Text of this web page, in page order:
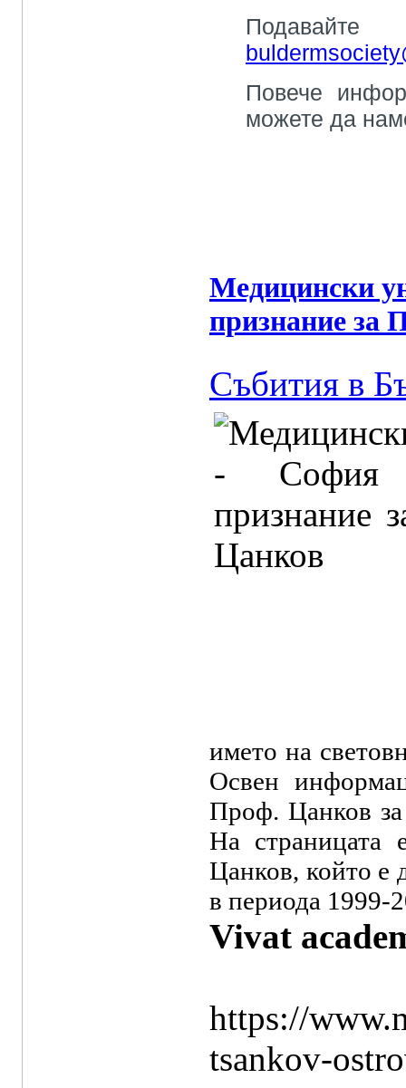
Повече
можете да
Медицински
признание за
Събития в
името на
Освен
Проф. Цанков за
На страницата
Цанков, който
в периода 1999-
Vivat
https://
tsankov-